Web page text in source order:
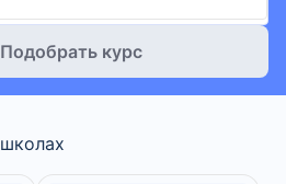
Подобрать курс
школах